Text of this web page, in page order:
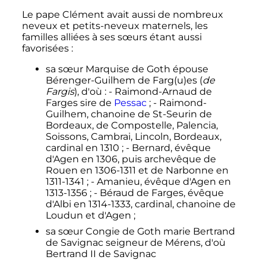
Le pape Clément avait aussi de nombreux
neveux et petits-neveux maternels, les
familles alliées à ses sœurs étant aussi
favorisées :
sa sœur Marquise de Goth épouse
Bérenger-Guilhem de Farg(u)es (de
Fargis), d'où : - Raimond-Arnaud de
Farges sire de Pessac ; - Raimond-
Guilhem, chanoine de St-Seurin de
Bordeaux, de Compostelle, Palencia,
Soissons, Cambrai, Lincoln, Bordeaux,
cardinal en 1310 ; - Bernard, évêque
d'Agen en 1306, puis archevêque de
Rouen en 1306-1311 et de Narbonne en
1311-1341 ; - Amanieu, évêque d'Agen en
1313-1356 ; - Béraud de Farges, évêque
d'Albi en 1314-1333, cardinal, chanoine de
Loudun et d'Agen ;
sa sœur Congie de Goth marie Bertrand
de Savignac seigneur de Mérens, d'où
Bertrand II de Savignac